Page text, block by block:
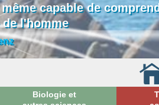
capable de
l'homme
Biologie et